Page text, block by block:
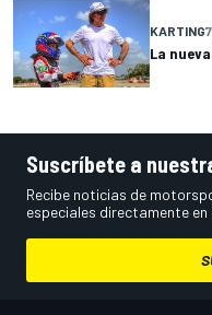
KARTING
La
Suscríbete a
Recibe noticias de
especiales directamente